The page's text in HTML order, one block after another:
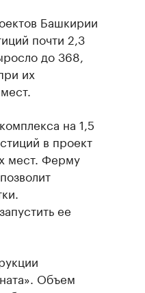
Башкирии
почти 2,3
до 368,
их
на 1,5
в проект
мест. Ферму
ее
Объем